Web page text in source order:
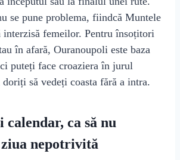
se pune problema, fiindcă Muntele
interzisă femeilor. Pentru însoțitori
în afară, Ouranoupoli este baza
puteți face croaziera în jurul
să vedeți coasta fără a intra.
calendar, ca să nu
nepotrivită